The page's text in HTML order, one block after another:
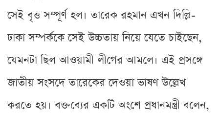
সেই বৃত্ত সম্পূর্ণ হল। তারেক রহমান এখন দিল্লি-
ঢাকা সম্পর্ককে সেই উচ্চতায় নিয়ে যেতে চাইছেন,
যেমনটা ছিল আওয়ামী লীগের আমলে। এই প্রসঙ্গে
জাতীয় সংসদে তারেকের দেওয়া ভাষণ উল্লেখ
করতে হয়। বক্তব্যের একটি অংশে প্রধানমন্ত্রী বলেন,